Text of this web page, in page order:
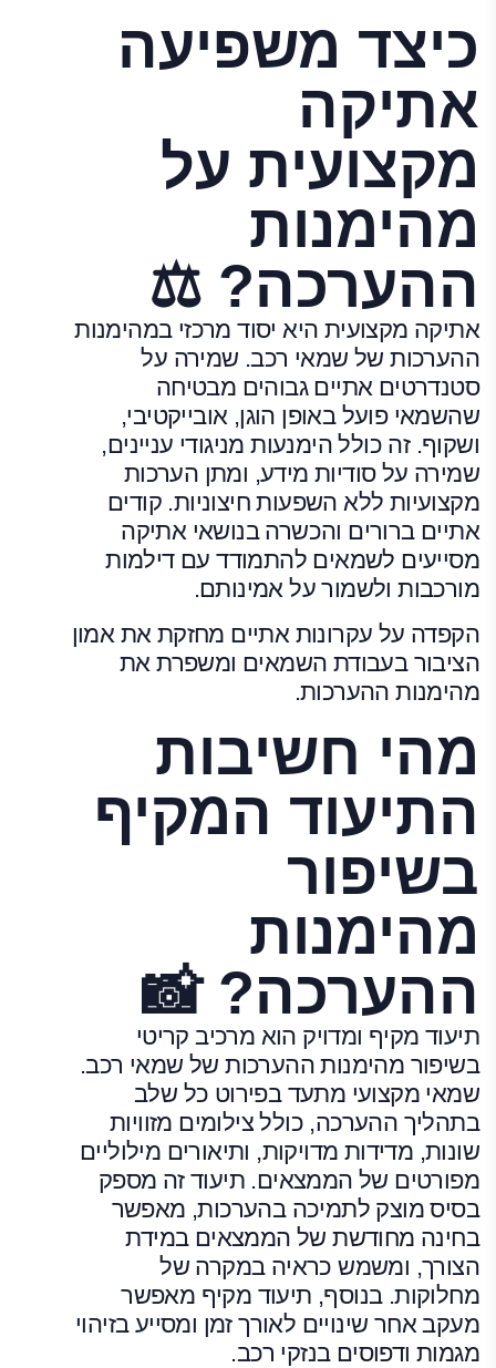
כיצד משפיעה
אתיקה
מקצועית על
מהימנות
ההערכה? ⚖️
אתיקה מקצועית היא יסוד מרכזי במהימנות
ההערכות של שמאי רכב. שמירה על
סטנדרטים אתיים גבוהים מבטיחה
שהשמאי פועל באופן הוגן, אובייקטיבי,
ושקוף. זה כולל הימנעות מניגודי עניינים,
שמירה על סודיות מידע, ומתן הערכות
מקצועיות ללא השפעות חיצוניות. קודים
אתיים ברורים והכשרה בנושאי אתיקה
מסייעים לשמאים להתמודד עם דילמות
מורכבות ולשמור על אמינותם.
הקפדה על עקרונות אתיים מחזקת את אמון
הציבור בעבודת השמאים ומשפרת את
מהימנות ההערכות.
מהי חשיבות
התיעוד המקיף
בשיפור
מהימנות
ההערכה? 📸
תיעוד מקיף ומדויק הוא מרכיב קריטי
בשיפור מהימנות ההערכות של שמאי רכב.
שמאי מקצועי מתעד בפירוט כל שלב
בתהליך ההערכה, כולל צילומים מזוויות
שונות, מדידות מדויקות, ותיאורים מילוליים
מפורטים של הממצאים. תיעוד זה מספק
בסיס מוצק לתמיכה בהערכות, מאפשר
בחינה מחודשת של הממצאים במידת
הצורך, ומשמש כראיה במקרה של
מחלוקות. בנוסף, תיעוד מקיף מאפשר
מעקב אחר שינויים לאורך זמן ומסייע בזיהוי
מגמות ודפוסים בנזקי רכב.